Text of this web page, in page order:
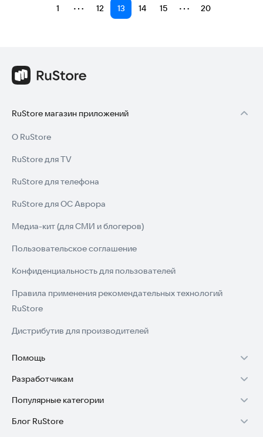
1 ⋯ 12 13 14 15 ⋯ 20
RuStore магазин приложений
О RuStore
RuStore для TV
RuStore для телефона
RuStore для ОС Аврора
Медиа-кит (для СМИ и блогеров)
Пользовательское соглашение
Конфиденциальность для пользователей
Правила применения рекомендательных технологий
RuStore
Дистрибутив для производителей
Помощь
Установка RuStore на TV
Установка RuStore на телефон
Установка RuStore в машину
Разработчикам
Зарабатывать с RuStore
Стать разработчиком
Популярные категории
Игры для Android
Блог RuStore